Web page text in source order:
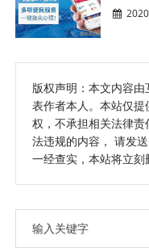
版权声明：本文内容
表作者本人。本站仅
权，不承担相关法律
法违规的内容， 请发
一经查实，本站将立刻